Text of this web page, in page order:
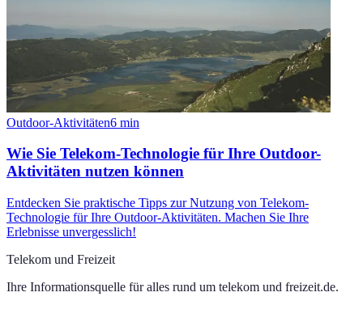
Outdoor-Aktivitäten6 min
Wie Sie Telekom-Technologie für Ihre Outdoor-
Aktivitäten nutzen können
Entdecken Sie praktische Tipps zur Nutzung von Telekom-
Technologie für Ihre Outdoor-Aktivitäten. Machen Sie Ihre
Erlebnisse unvergesslich!
Telekom und Freizeit
Ihre Informationsquelle für alles rund um telekom und freizeit.de.